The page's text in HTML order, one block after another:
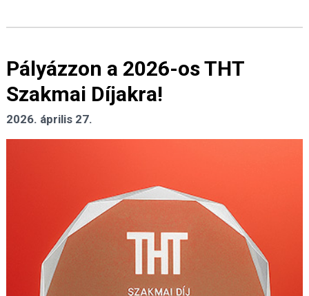
Pályázzon a 2026-os THT
Szakmai Díjakra!
2026. április 27.